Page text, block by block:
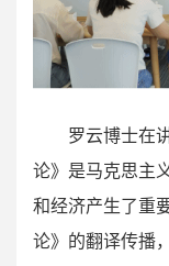
罗云博士在
论》是马克思主
和经济产生了重
论》的翻译传播